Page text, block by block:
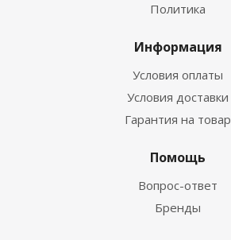
Политика
Информация
Условия оплаты
Условия доставки
Гарантия на товар
Помощь
Вопрос-ответ
Бренды